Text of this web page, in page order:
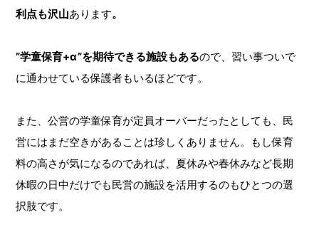
利点も沢山あります。
”学童保育+α”を期待できる施設もあるので、習い事ついで
に通わせている保護者もいるほどです。
また、公営の学童保育が定員オーバーだったとしても、民
営にはまだ空きがあることは珍しくありません。もし保育
料の高さが気になるのであれば、夏休みや春休みなど長期
休暇の日中だけでも民営の施設を活用するのもひとつの選
択肢です。